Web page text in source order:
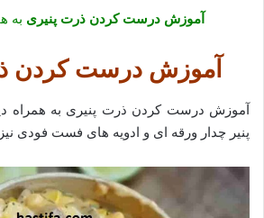
آموزش درست کردن ذرت پنیری به
آموزش درست کردن
آموزش درست کردن ذرت پنیری به همراه
پنیر چدار ورقه ای و ادویه های فست فودی